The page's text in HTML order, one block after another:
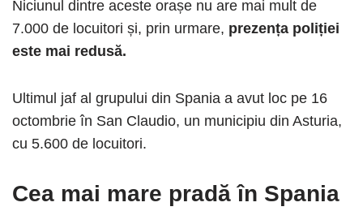
Niciunul dintre aceste orașe nu are mai mult de
7.000 de locuitori și, prin urmare, prezența poliției
este mai redusă.
Ultimul jaf al grupului din Spania a avut loc pe 16
octombrie în San Claudio, un municipiu din Asturia,
cu 5.600 de locuitori.
Cea mai mare pradă în Spania